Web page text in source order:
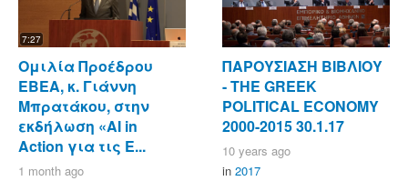
7:27
Ομιλία Προέδρου
ΕΒΕΑ, κ. Γιάννη
Μπρατάκου, στην
εκδήλωση «AI in
Action για τις Ε...
1 month ago
ΠΑΡΟΥΣΙΑΣΗ ΒΙΒΛΙΟΥ
- ΤΗΕ GREEK
POLITICAL ECONOMY
2000-2015 30.1.17
10 years ago
in 2017